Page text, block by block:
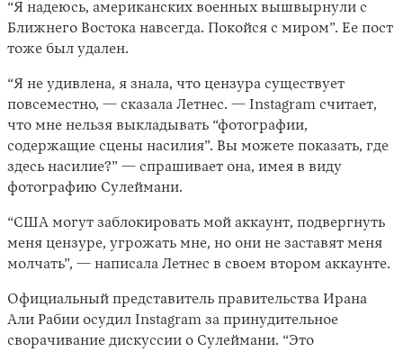
“Я надеюсь, американских военных вышвырнули с
Ближнего Востока навсегда. Покойся с миром”. Ее пост
тоже был удален.
“Я не удивлена, я знала, что цензура существует
повсеместно, — сказала Летнес. — Instagram считает,
что мне нельзя выкладывать “фотографии,
содержащие сцены насилия”. Вы можете показать, где
здесь насилие?” — спрашивает она, имея в виду
фотографию Сулеймани.
“США могут заблокировать мой аккаунт, подвергнуть
меня цензуре, угрожать мне, но они не заставят меня
молчать”, — написала Летнес в своем втором аккаунте.
Официальный представитель правительства Ирана
Али Рабии осудил Instagram за принудительное
сворачивание дискуссии о Сулеймани. “Это